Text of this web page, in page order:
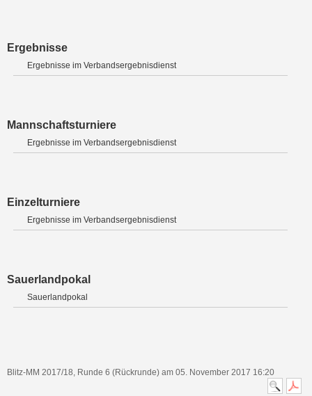
Ergebnisse
Ergebnisse im Verbandsergebnisdienst
Mannschaftsturniere
Ergebnisse im Verbandsergebnisdienst
Einzelturniere
Ergebnisse im Verbandsergebnisdienst
Sauerlandpokal
Sauerlandpokal
Blitz-MM 2017/18, Runde 6 (Rückrunde) am 05. November 2017 16:20